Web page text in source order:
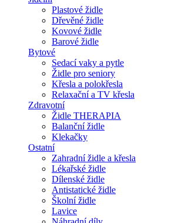
Plastové židle
Dřevěné židle
Kovové židle
Barové židle
Bytové
Sedací vaky a pytle
Židle pro seniory
Křesla a polokřesla
Relaxační a TV křesla
Zdravotní
Židle THERAPIA
Balanční židle
Klekačky
Ostatní
Zahradní židle a křesla
Lékařské židle
Dílenské židle
Antistatické židle
Školní židle
Lavice